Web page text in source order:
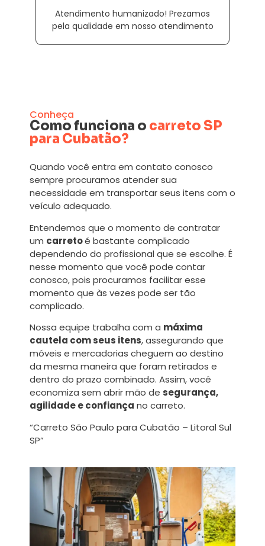
Atendimento humanizado! Prezamos
pela qualidade em nosso atendimento
Conheça
Como funciona o carreto SP
para Cubatão?
Quando você entra em contato conosco
sempre procuramos atender sua
necessidade em transportar seus itens com o
veículo adequado.
Entendemos que o momento de contratar
um carretoé bastante complicado
dependendo do profissional que se escolhe. É
nesse momento que você pode contar
conosco, pois procuramos facilitar esse
momento que às vezes pode ser tão
complicado.
Nossa equipe trabalha com a máxima
cautela com seus itens, assegurando que
móveis e mercadorias cheguem ao destino
da mesma maneira que foram retirados e
dentro do prazo combinado. Assim, você
economiza sem abrir mão de segurança,
agilidade e confiança no carreto.
“Carreto São Paulo para Cubatão – Litoral Sul
SP”